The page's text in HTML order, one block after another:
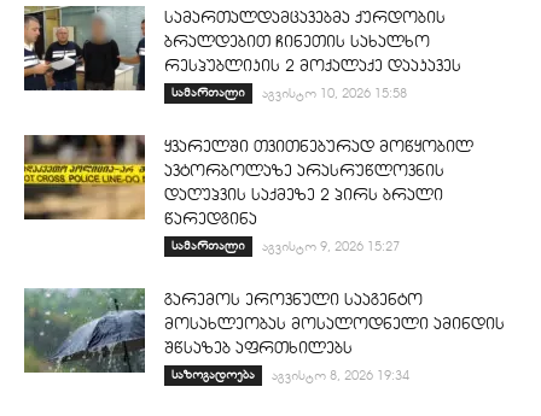
სამართალდამცავებმა ქურდობის
ბრალდებით ჩინეთის სახალხო
რესპუბლიკის 2 მოქალაქე დააკავეს
სამართალი აგვისტო 10, 2026 15:58
ყვარელში თვითნებურად მოწყობილ
ავტორბოლაზე არასრუწლოვნის
დაღუპვის საქმეზე 2 პირს ბრალი
წარედგინა
სამართალი აგვისტო 9, 2026 15:27
გარემოს ეროვნული სააგენტო
მოსახლეობას მოსალოდნელი ამინდის
შწსაზებ აფრთხილებს
საზოგადოება აგვისტო 8, 2026 19:34